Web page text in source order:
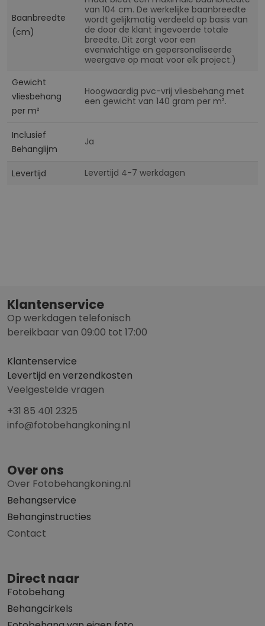
Baanbreedte
(cm)
van 104 cm. De werkelijke baanbreedte
wordt gelijkmatig verdeeld op basis van
de door de klant ingevoerde totale
breedte. Dit zorgt voor een
evenwichtige en gepersonaliseerde
weergave op maat voor elk project.)
Gewicht
vliesbehang
per m²
Hoogwaardig pvc-vrij vliesbehang met
een gewicht van 140 gram per m².
Inclusief
Behanglijm
Ja
Levertijd Levertijd 4-7 werkdagen
Klantenservice
Op werkdagen telefonisch
bereikbaar van 09:00 tot 17:00
Klantenservice
Levertijd en verzendkosten
Veelgestelde vragen
+31 85 401 2325
info@fotobehangkoning.nl
Over ons
Over Fotobehangkoning.nl
Behangservice
Behanginstructies
Contact
Direct naar
Fotobehang
Behangcirkels